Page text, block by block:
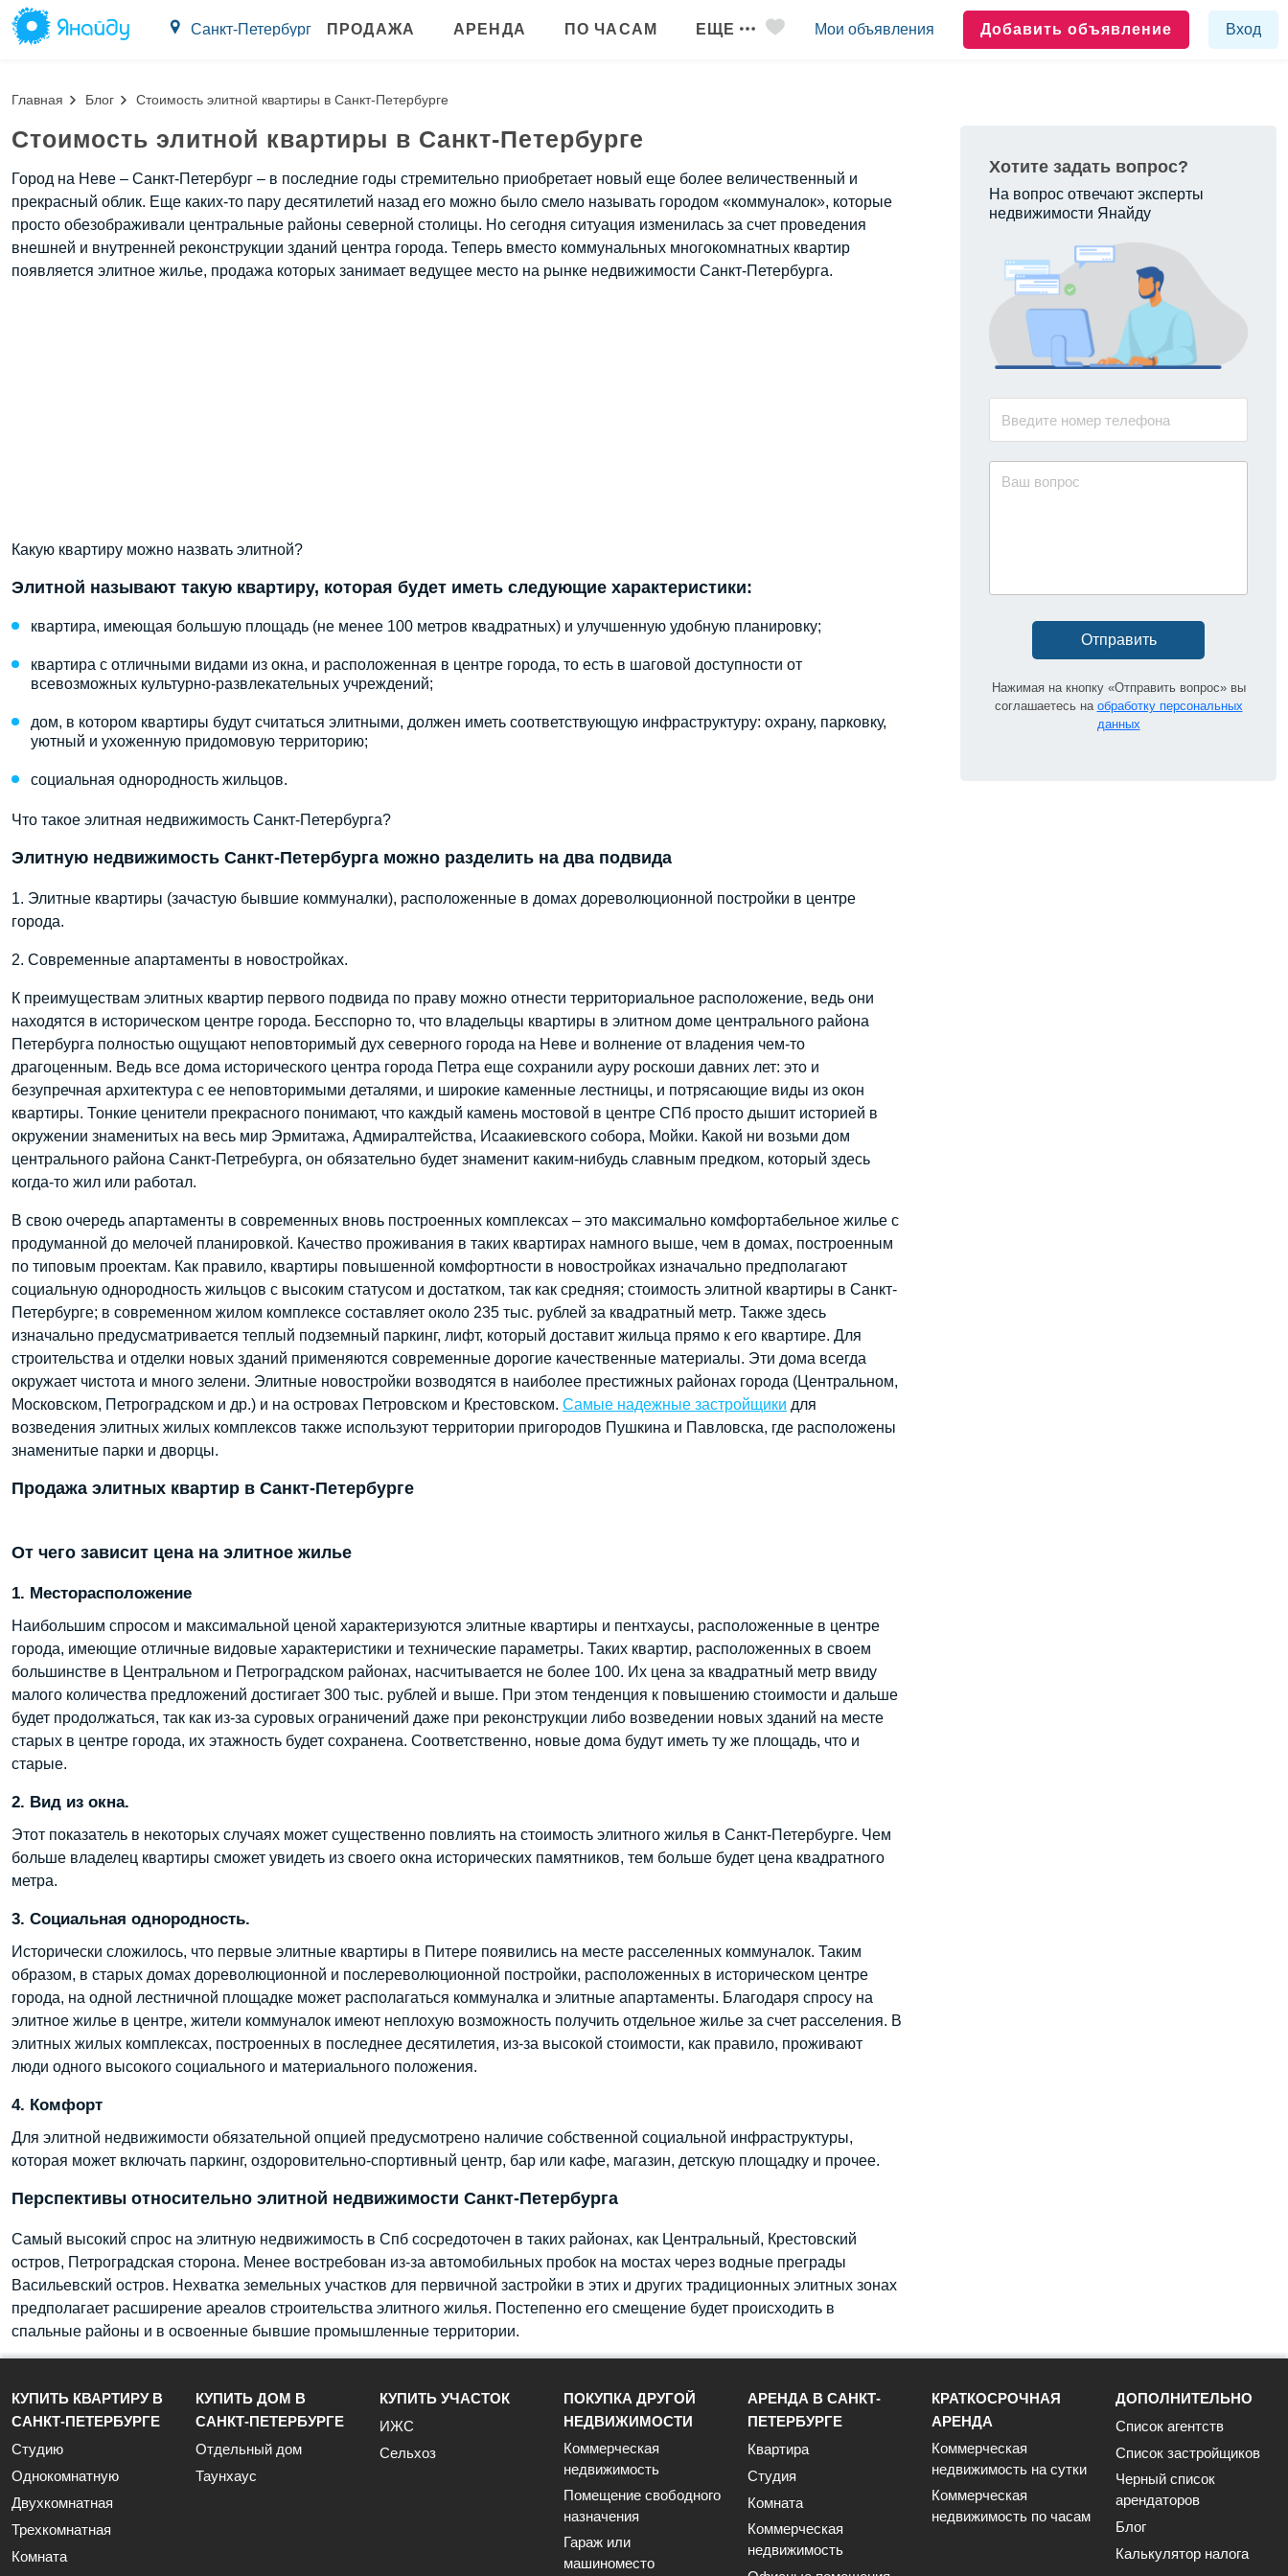
Санкт-Петербург ПРОДАЖА АРЕНДА ПО ЧАСАМ ЕЩЕ Мои объявления Добавить объявление Вход
Главная Блог Стоимость элитной квартиры в Санкт-Петербурге
Хотите задать вопрос?
На вопрос отвечают эксперты
недвижимости Янайду
Отправить
Нажимая на кнопку «Отправить вопрос» вы
соглашаетесь на обработку персональных
данных
Стоимость элитной квартиры в Санкт-Петербурге
Город на Неве – Санкт-Петербург – в последние годы стремительно приобретает новый еще более величественный и
прекрасный облик. Еще каких-то пару десятилетий назад его можно было смело называть городом «коммуналок», которые
просто обезображивали центральные районы северной столицы. Но сегодня ситуация изменилась за счет проведения
внешней и внутренней реконструкции зданий центра города. Теперь вместо коммунальных многокомнатных квартир
появляется элитное жилье, продажа которых занимает ведущее место на рынке недвижимости Санкт-Петербурга.
Какую квартиру можно назвать элитной?
Элитной называют такую квартиру, которая будет иметь следующие характеристики:
квартира, имеющая большую площадь (не менее 100 метров квадратных) и улучшенную удобную планировку;
квартира с отличными видами из окна, и расположенная в центре города, то есть в шаговой доступности от
всевозможных культурно-развлекательных учреждений;
дом, в котором квартиры будут считаться элитными, должен иметь соответствующую инфраструктуру: охрану, парковку,
уютный и ухоженную придомовую территорию;
социальная однородность жильцов.
Что такое элитная недвижимость Санкт-Петербурга?
Элитную недвижимость Санкт-Петербурга можно разделить на два подвида
1. Элитные квартиры (зачастую бывшие коммуналки), расположенные в домах дореволюционной постройки в центре
города.
2. Современные апартаменты в новостройках.
К преимуществам элитных квартир первого подвида по праву можно отнести территориальное расположение, ведь они
находятся в историческом центре города. Бесспорно то, что владельцы квартиры в элитном доме центрального района
Петербурга полностью ощущают неповторимый дух северного города на Неве и волнение от владения чем-то
драгоценным. Ведь все дома исторического центра города Петра еще сохранили ауру роскоши давних лет: это и
безупречная архитектура с ее неповторимыми деталями, и широкие каменные лестницы, и потрясающие виды из окон
квартиры. Тонкие ценители прекрасного понимают, что каждый камень мостовой в центре СПб просто дышит историей в
окружении знаменитых на весь мир Эрмитажа, Адмиралтейства, Исаакиевского собора, Мойки. Какой ни возьми дом
центрального района Санкт-Петребурга, он обязательно будет знаменит каким-нибудь славным предком, который здесь
когда-то жил или работал.
В свою очередь апартаменты в современных вновь построенных комплексах – это максимально комфортабельное жилье с
продуманной до мелочей планировкой. Качество проживания в таких квартирах намного выше, чем в домах, построенным
по типовым проектам. Как правило, квартиры повышенной комфортности в новостройках изначально предполагают
социальную однородность жильцов с высоким статусом и достатком, так как средняя; стоимость элитной квартиры в Санкт-
Петербурге; в современном жилом комплексе составляет около 235 тыс. рублей за квадратный метр. Также здесь
изначально предусматривается теплый подземный паркинг, лифт, который доставит жильца прямо к его квартире. Для
строительства и отделки новых зданий применяются современные дорогие качественные материалы. Эти дома всегда
окружает чистота и много зелени. Элитные новостройки возводятся в наиболее престижных районах города (Центральном,
Московском, Петроградском и др.) и на островах Петровском и Крестовском. Самые надежные застройщики для
возведения элитных жилых комплексов также используют территории пригородов Пушкина и Павловска, где расположены
знаменитые парки и дворцы.
Продажа элитных квартир в Санкт-Петербурге
От чего зависит цена на элитное жилье
1. Месторасположение
Наибольшим спросом и максимальной ценой характеризуются элитные квартиры и пентхаусы, расположенные в центре
города, имеющие отличные видовые характеристики и технические параметры. Таких квартир, расположенных в своем
большинстве в Центральном и Петроградском районах, насчитывается не более 100. Их цена за квадратный метр ввиду
малого количества предложений достигает 300 тыс. рублей и выше. При этом тенденция к повышению стоимости и дальше
будет продолжаться, так как из-за суровых ограничений даже при реконструкции либо возведении новых зданий на месте
старых в центре города, их этажность будет сохранена. Соответственно, новые дома будут иметь ту же площадь, что и
старые.
2. Вид из окна.
Этот показатель в некоторых случаях может существенно повлиять на стоимость элитного жилья в Санкт-Петербурге. Чем
больше владелец квартиры сможет увидеть из своего окна исторических памятников, тем больше будет цена квадратного
метра.
3. Социальная однородность.
Исторически сложилось, что первые элитные квартиры в Питере появились на месте расселенных коммуналок. Таким
образом, в старых домах дореволюционной и послереволюционной постройки, расположенных в историческом центре
города, на одной лестничной площадке может располагаться коммуналка и элитные апартаменты. Благодаря спросу на
элитное жилье в центре, жители коммуналок имеют неплохую возможность получить отдельное жилье за счет расселения. В
элитных жилых комплексах, построенных в последнее десятилетия, из-за высокой стоимости, как правило, проживают
люди одного высокого социального и материального положения.
4. Комфорт
Для элитной недвижимости обязательной опцией предусмотрено наличие собственной социальной инфраструктуры,
которая может включать паркинг, оздоровительно-спортивный центр, бар или кафе, магазин, детскую площадку и прочее.
Перспективы относительно элитной недвижимости Санкт-Петербурга
Самый высокий спрос на элитную недвижимость в Спб сосредоточен в таких районах, как Центральный, Крестовский
остров, Петроградская сторона. Менее востребован из-за автомобильных пробок на мостах через водные преграды
Васильевский остров. Нехватка земельных участков для первичной застройки в этих и других традиционных элитных зонах
предполагает расширение ареалов строительства элитного жилья. Постепенно его смещение будет происходить в
спальные районы и в освоенные бывшие промышленные территории.
КУПИТЬ КВАРТИРУ В
САНКТ-ПЕТЕРБУРГЕ
Студию
Однокомнатную
Двухкомнатная
Трехкомнатная
Комната
КУПИТЬ ДОМ В
САНКТ-ПЕТЕРБУРГЕ
Отдельный дом
Таунхаус
КУПИТЬ УЧАСТОК
ИЖС
Сельхоз
ПОКУПКА ДРУГОЙ
НЕДВИЖИМОСТИ
Коммерческая
недвижимость
Помещение свободного
назначения
Гараж или
машиноместо
АРЕНДА В САНКТ-
ПЕТЕРБУРГЕ
Квартира
Студия
Комната
Коммерческая
недвижимость
КРАТКОСРОЧНАЯ
АРЕНДА
Коммерческая
недвижимость на сутки
Коммерческая
недвижимость по часам
ДОПОЛНИТЕЛЬНО
Список агентств
Список застройщиков
Черный список
арендаторов
Блог
Калькулятор налога